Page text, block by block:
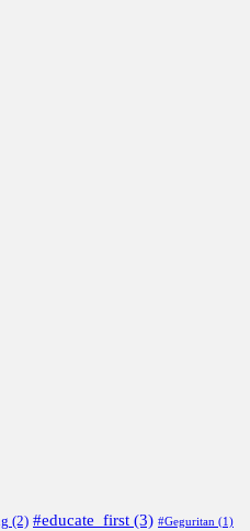
(2) #educate_first (3) #Geguritan (1)